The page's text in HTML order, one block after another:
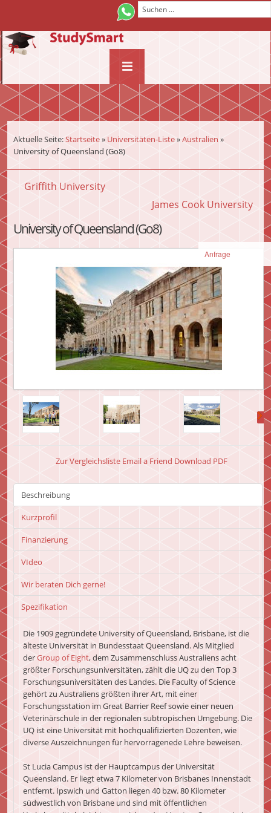
Anfrage
Aktuelle Seite:Startseite» Universitäten-Liste»Australien »
University of Queensland (Go8)
Griffith University
James Cook University
University of Queensland (Go8)
Zur Vergleichsliste Email a Friend Download PDF
Beschreibung
Kurzprofil
Finanzierung
VIdeo
Wir beraten Dich gerne!
Spezifikation
Die 1909 gegründete University of Queensland, Brisbane, ist die
älteste Universität in Bundesstaat Queensland. Als Mitglied
derGroup of Eight, dem Zusammenschluss Australiens acht
größter Forschungsuniversitäten, zählt die UQ zu den Top 3
Forschungsuniversitäten des Landes. Die Faculty of Science
gehört zu Australiens größten ihrer Art, mit einer
Forschungsstation im Great Barrier Reef sowie einer neuen
Veterinärschule in der regionalen subtropischen Umgebung. Die
UQ ist eine Universität mit hochqualifizierten Dozenten, wie
diverse Auszeichnungen für hervorragenede Lehre beweisen.
St Lucia Campus ist der Hauptcampus der Universität
Queensland. Er liegt etwa 7 Kilometer von Brisbanes Innenstadt
entfernt. Ipswich und Gatton liegen 40 bzw. 80 Kilometer
südwestlich von Brisbane und sind mit öffentlichen